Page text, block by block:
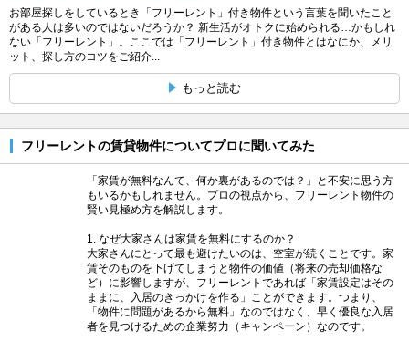
お部屋探しをしているとき「フリーレント」付き物件という言葉を聞いたこと
がある人は多いのではないだろうか？ 新生活がオトクに始められる…かもしれ
ない「フリーレント」。ここでは「フリーレント」付き物件とはなにか、メリ
ット、探し方のコツをご紹介...
もっと読む
フリーレントの賃貸物件についてプロに聞いてみた
「家賃が無料なんて、何か裏があるのでは？」と不安に思う方
もいるかもしれません。プロの視点から、フリーレント物件の
賢い見極め方を解説します。
1. なぜ大家さんは家賃を無料にするのか？
大家さんにとって最も避けたいのは、空室が続くことです。家
賃そのものを下げてしまうと物件の価値（将来の売却価格な
ど）に影響しますが、フリーレントであれば「家賃設定はその
ままに、入居のきっかけを作る」ことができます。つまり、
「物件に問題があるから無料」なのではなく、早く優良な入居
者を見つけるための企業努力（キャンペーン）なのです。